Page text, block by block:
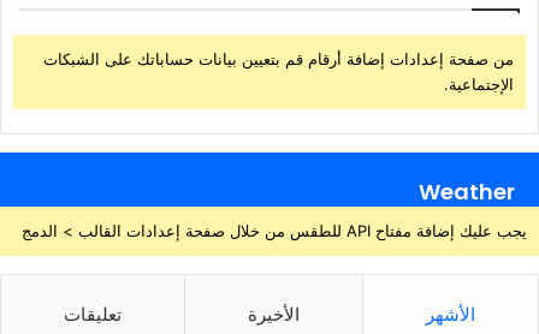
من صفحة إعدادات إضافة أرقام قم بتعيين بيانات حساباتك على الشبكات
الإجتماعية.
Weather
يجب عليك إضافة مفتاح API للطقس من خلال صفحة إعدادات القالب > الدمج
الأشهر الأخيرة تعليقات